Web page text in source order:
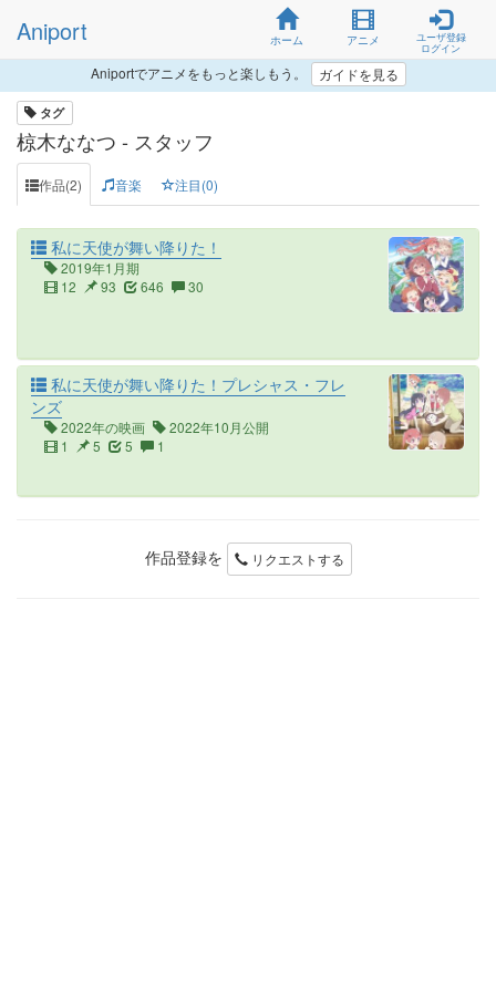
Aniport ホーム アニメ
ユーザ登録
ログイン
Aniportでアニメをもっと楽しもう。 ガイドを見る
タグ
椋木ななつ - スタッフ
作品(2) 音楽 注目(0)
私に天使が舞い降りた！
2019年1月期
12
93 646 30
私に天使が舞い降りた！プレシャス・フレ
ンズ
2022年の映画
2022年10月公開
1
5 5 1
作品登録を リクエストする